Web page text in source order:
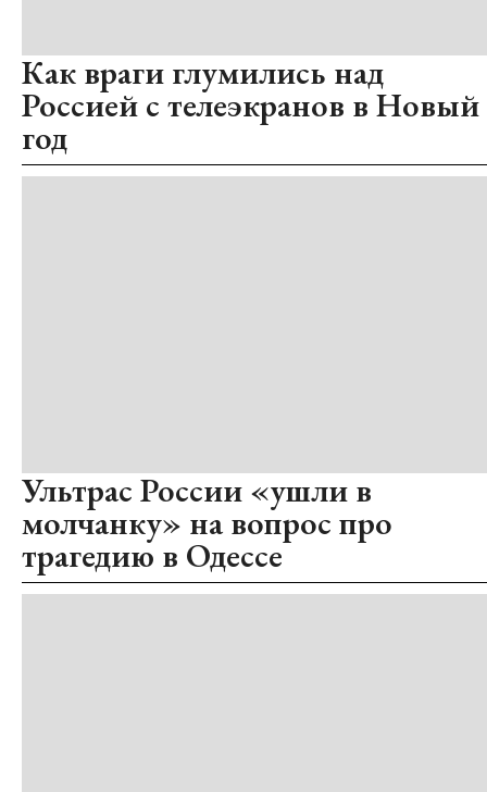
Как враги глумились над
Россией с телеэкранов в Новый
год
Ультрас России «ушли в
молчанку» на вопрос про
трагедию в Одессе